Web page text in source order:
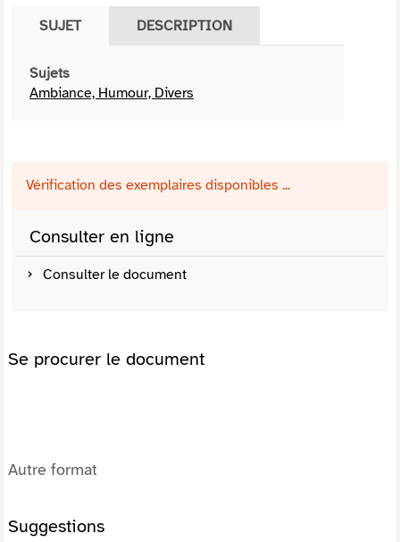
SUJET DESCRIPTION
Sujets
Ambiance, Humour, Divers
Vérification des exemplaires disponibles ...
Consulter en ligne
Consulter le document
Se procurer le document
Autre format
Suggestions